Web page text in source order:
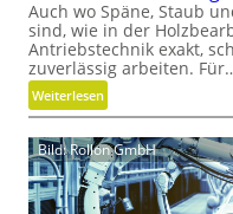
e
n
k
n
a
u
f
m
i
t
M
V
O
-
C
h
e
c
k
s
t
s
t
o
f
f
a
b
Auch wo Späne, Staub
sind, wie in der
Antriebstechnik exakt,
zuverlässig arbeiten.
Weiterlesen:
G
e
w
i
r
Bild: Rollon GmbH